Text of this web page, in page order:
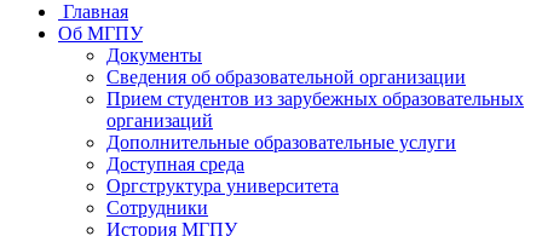
Главная
Об МГПУ
Документы
Сведения об образовательной организации
Прием студентов из зарубежных образовательных
организаций
Дополнительные образовательные услуги
Доступная среда
Оргструктура университета
Сотрудники
История МГПУ